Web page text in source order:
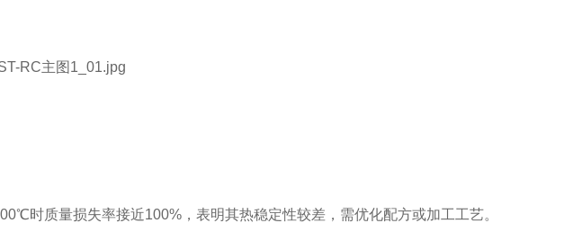
质量损失率接近100%，表明其热稳定性较差，需优化配方或加工工艺。